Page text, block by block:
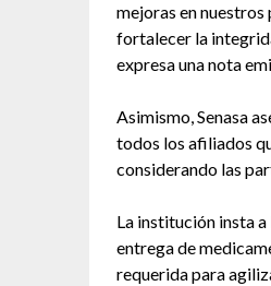
mejoras en nuestros
fortalecer la
expresa una nota
Asimismo, Senasa
todos los afiliados
considerando las
La institución insta
entrega de
requerida para